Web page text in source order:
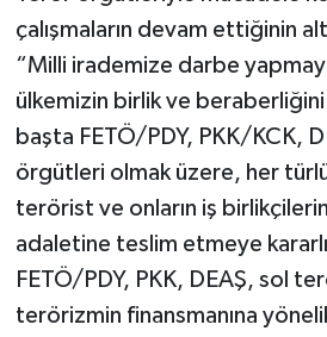
çalışmaların devam ettiğinin
“Milli irademize darbe
ülkemizin birlik ve beraberliğini
başta FETÖ/PDY, PKK/KCK,
örgütleri olmak üzere, her
terörist ve onların iş
adaletine teslim etmeye
FETÖ/PDY, PKK, DEAŞ, sol
terörizmin finansmanına